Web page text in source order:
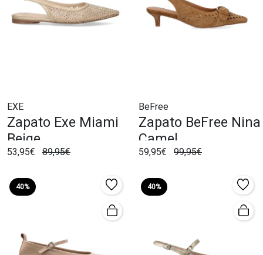
EXE
Zapato Exe Miami
Beige
53,95€ 89,95€
BeFree
Zapato BeFree Nina
Camel
59,95€ 99,95€
40% 40%